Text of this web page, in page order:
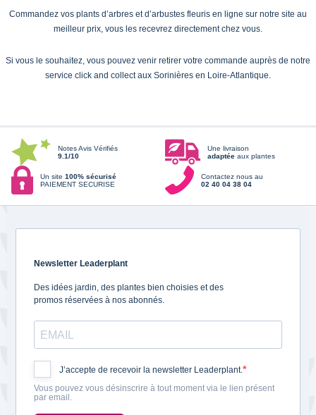
Commandez vos plants d’arbres et d’arbustes fleuris en ligne sur notre site au
meilleur prix, vous les recevrez directement chez vous.
Si vous le souhaitez, vous pouvez venir retirer votre commande auprès de notre
service click and collect aux Sorinières en Loire-Atlantique.
Notes Avis Vérifiés
9.1/10
Une livraison
adaptée aux plantes
Un site 100% sécurisé
PAIEMENT SECURISE
Contactez nous au
02 40 04 38 04
Newsletter Leaderplant
Des idées jardin, des plantes bien choisies et des
promos réservées à nos abonnés.
J’accepte de recevoir la newsletter Leaderplant.
Vous pouvez vous désinscrire à tout moment via le lien présent
par email.